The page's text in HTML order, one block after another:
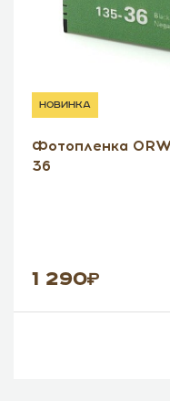
новинка
Фотопленка
36
1 290